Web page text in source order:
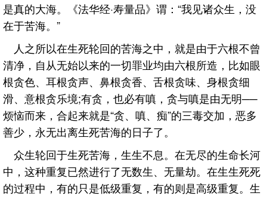
是真的大海。《法华经·寿量品》谓：“我见诸众生，没
在于苦海。”
人之所以在生死轮回的苦海之中，就是由于六根不曾
清净，自从无始以来的一切罪业均由六根所造，比如眼
根贪色、耳根贪声、鼻根贪香、舌根贪味、身根贪细
滑、意根贪乐境;有贪，也必有嗔，贪与嗔是由无明──
烦恼而来，合起来就是“贪、嗔、痴”的三毒交加，恶多
善少，永无出离生死苦海的日子了。
众生轮回于生死苦海，生生不息。在无尽的生命长河
中，这种重复已然进行了无数生、无量劫。在生生死死
的过程中，有的只是低级重复，有的则是高级重复。生